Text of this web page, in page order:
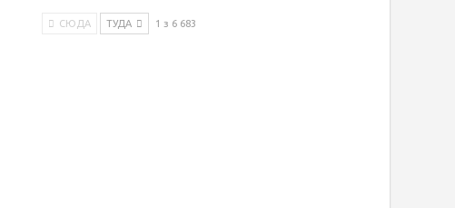
СЮДА ТУДА 1 з 6 683